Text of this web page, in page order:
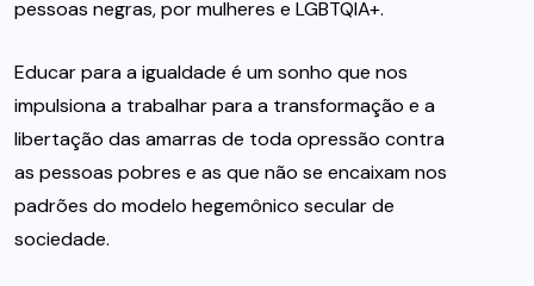
pessoas negras, por mulheres e LGBTQIA+.
Educar para a igualdade é um sonho que nos
impulsiona a trabalhar para a transformação e a
libertação das amarras de toda opressão contra
as pessoas pobres e as que não se encaixam nos
padrões do modelo hegemônico secular de
sociedade.